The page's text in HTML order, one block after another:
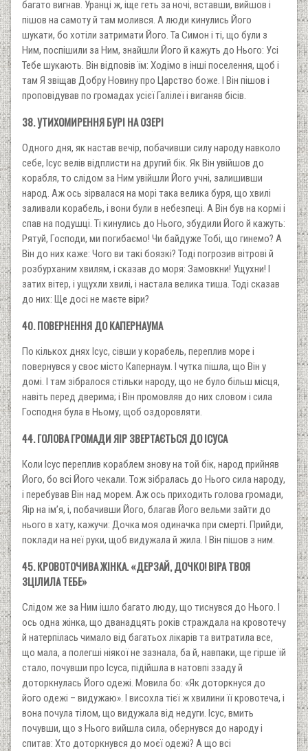
багато вигнав. Уранці ж, іще геть за ночі, вставши, вийшов і
пішов на самоту й там молився. А люди кинулись Його
шукати, бо хотіли затримати Його. Та Симон і ті, що були з
Ним, поспішили за Ним, знайшли Його й кажуть до Нього: Усі
Тебе шукають. Він відповів їм: Ходімо в інші поселення, щоб і
там Я звіщав Добру Новину про Царство боже. І Він пішов і
проповідував по громадах усієї Галілеї і виганяв бісів.
38. УТИХОМИРЕННЯ БУРІ НА ОЗЕРІ
Одного дня, як настав вечір, побачивши силу народу навколо
себе, Ісус велів відплисти на другий бік. Як Він увійшов до
корабля, то слідом за Ним увійшли Його учні, залишивши
народ. Аж ось зірвалася на морі така велика буря, що хвилі
заливали корабель, і вони були в небезпеці. А Він був на кормі і
спав на подушці. Ті кинулись до Нього, збудили Його й кажуть:
Рятуй, Господи, ми погибаємо! Чи байдуже Тобі, що гинемо? А
Він до них каже: Чого ви такі боязкі? Тоді погрозив вітрові й
розбурханим хвилям, і сказав до моря: Замовкни! Ущухни! І
затих вітер, і ущухли хвилі, і настала велика тиша. Тоді сказав
до них: Ще досі не маєте віри?
40. ПОВЕРНЕННЯ ДО КАПЕРНАУМА
По кількох днях Ісус, сівши у корабель, переплив море і
повернувся у своє місто Капернаум. І чутка пішла, що Він у
домі. І там зібралося стільки народу, що не було більш місця,
навіть перед дверима; і Він промовляв до них словом і сила
Господня була в Ньому, щоб оздоровляти.
44. ГОЛОВА ГРОМАДИ ЯІР ЗВЕРТАЄТЬСЯ ДО ІСУСА
Коли Ісус переплив кораблем знову на той бік, народ прийняв
Його, бо всі Його чекали. Тож зібралась до Нього сила народу,
і перебував Він над морем. Аж ось приходить голова громади,
Яір на ім’я, і, побачивши Його, благав Його вельми зайти до
нього в хату, кажучи: Дочка моя одиначка при смерті. Прийди,
поклади на неї руки, щоб видужала й жила. І Він пішов з ним.
45. КРОВОТОЧИВА ЖІНКА. «ДЕРЗАЙ, ДОЧКО! ВІРА ТВОЯ
ЗЦІЛИЛА ТЕБЕ»
Слідом же за Ним ішло багато люду, що тиснувся до Нього. І
ось одна жінка, що дванадцять років страждала на кровотечу
й натерпілась чимало від багатьох лікарів та витратила все,
що мала, а полегші ніякої не зазнала, ба й, навпаки, ще гірше їй
стало, почувши про Ісуса, підійшла в натовпі ззаду й
доторкнулась Його одежі. Мовила бо: «Як доторкнуся до
його одежі – видужаю». І висохла тієї ж хвилини її кровотеча, і
вона почула тілом, що видужала від недуги. Ісус, вмить
почувши, що з Нього вийшла сила, обернувся до народу і
спитав: Хто доторкнувся до моєї одежі? А що всі